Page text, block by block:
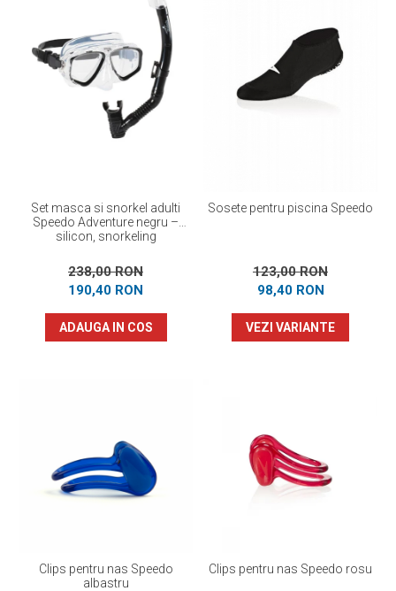
Set masca si snorkel adulti
Speedo Adventure negru –
silicon, snorkeling
238,00 RON
190,40 RON
ADAUGA IN COS
Sosete pentru piscina Speedo
123,00 RON
98,40 RON
VEZI VARIANTE
Clips pentru nas Speedo
albastru
Clips pentru nas Speedo rosu